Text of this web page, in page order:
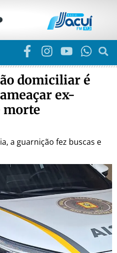
domiciliar é
ex-
morte
a guarnição fez buscas e